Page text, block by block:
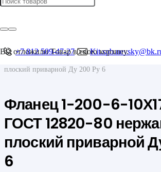
+7 812 509-47-27
Вы отложилиТоварв свою корзину.
Главная
/
плоский приварной Ду 200 Ру 6
Фланец 1-200-6-
ГОСТ 12820-80
плоский приварной
6